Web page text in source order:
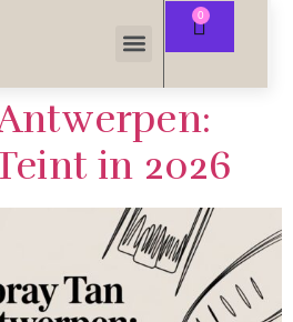
in 2026